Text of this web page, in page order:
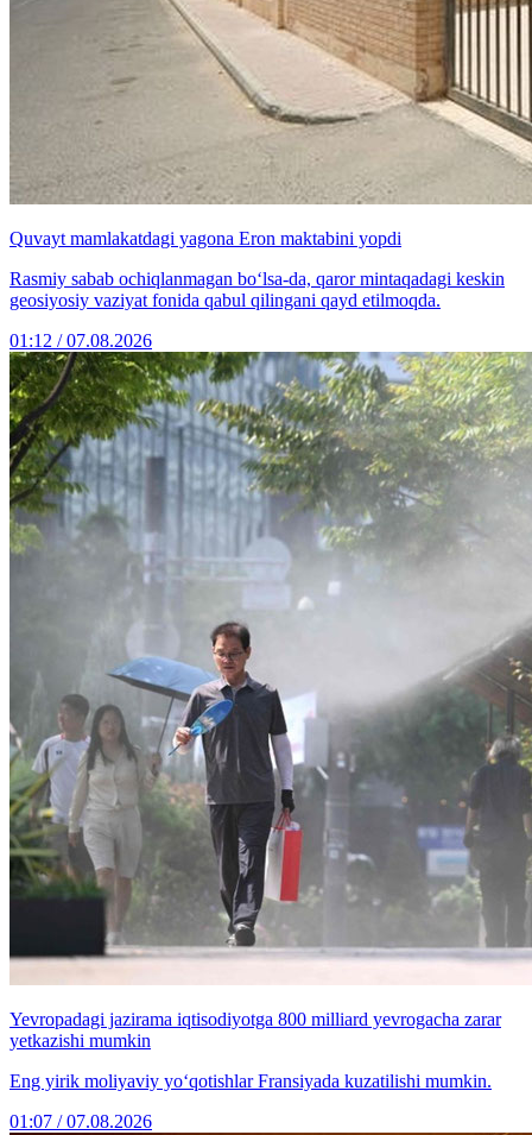
Quvayt mamlakatdagi yagona Eron maktabini yopdi
Rasmiy sabab ochiqlanmagan bo‘lsa-da, qaror mintaqadagi keskin
geosiyosiy vaziyat fonida qabul qilingani qayd etilmoqda.
01:12 / 07.08.2026
Yevropadagi jazirama iqtisodiyotga 800 milliard yevrogacha zarar
yetkazishi mumkin
Eng yirik moliyaviy yo‘qotishlar Fransiyada kuzatilishi mumkin.
01:07 / 07.08.2026